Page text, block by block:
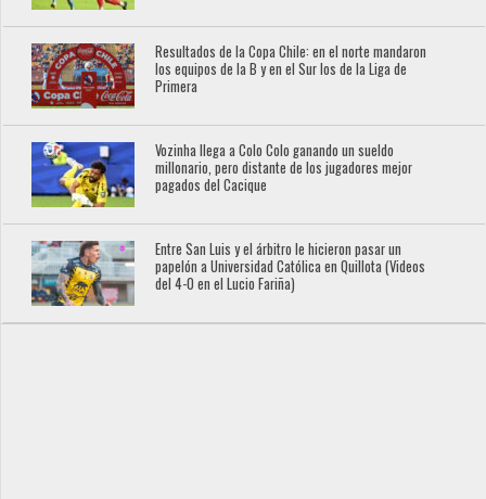
Resultados de la Copa Chile: en el norte mandaron
los equipos de la B y en el Sur los de la Liga de
Primera
Vozinha llega a Colo Colo ganando un sueldo
millonario, pero distante de los jugadores mejor
pagados del Cacique
Entre San Luis y el árbitro le hicieron pasar un
papelón a Universidad Católica en Quillota (Videos
del 4-0 en el Lucio Fariña)